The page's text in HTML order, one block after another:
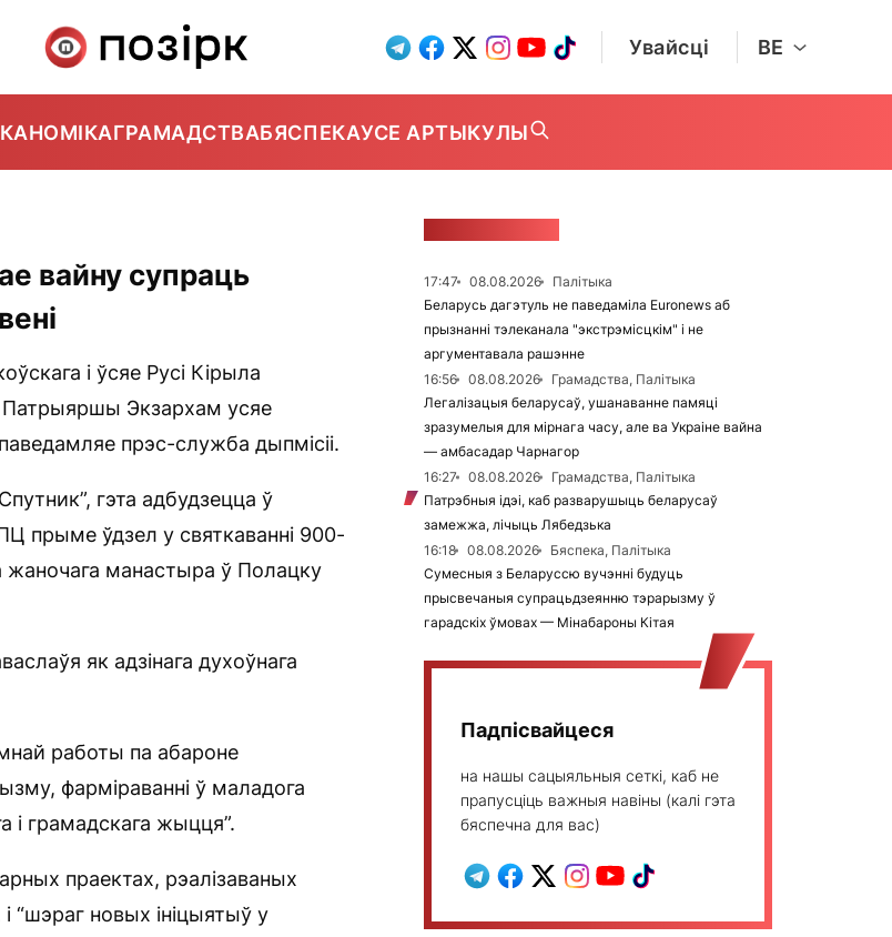
Увайсці BE
ГРАМАДСТВАБЯСПЕКАУСЕ АРТЫКУЛЫ
вайну супраць
і ўсяе Русі Кірыла
Патрыяршы Экзархам усяе
паведамляе прэс-служба дыпмісіі.
гэта адбудзецца ў
прыме ўдзел у святкаванні 900-
жаночага манастыра ў Полацку
як адзінага духоўнага
работы па абароне
фарміраванні ў маладога
і грамадскага жыцця”.
праектах, рэалізаваных
“шэраг новых ініцыятыў у
17:47 08.08.2026
Палітыка
Беларусь дагэтуль не паведаміла Euronews аб
прызнанні тэлеканала "экстрэмісцкім" і не
аргументавала рашэнне
16:56
08.08.2026
Грамадства, Палітыка
Легалізацыя беларусаў, ушанаванне памяці
зразумелыя для мірнага часу, але ва Украіне вайна
— амбасадар Чарнагор
16:27
08.08.2026
Грамадства, Палітыка
Патрэбныя ідэі, каб разварушыць беларусаў
замежжа, лічыць Лябедзька
16:18
08.08.2026
Бяспека, Палітыка
Сумесныя з Беларуссю вучэнні будуць
прысвечаныя супрацьдзеянню тэрарызму ў
гарадскіх ўмовах — Мінабароны Кітая
Падпісвайцеся
на нашы сацыяльныя сеткі, каб не
прапусціць важныя навіны (калі гэта
бяспечна для вас)